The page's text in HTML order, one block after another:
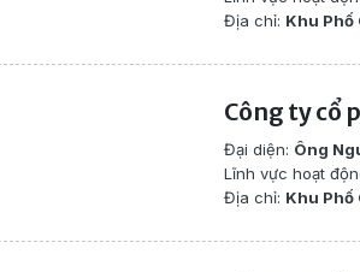
Địa chỉ: Khu
Công ty cổ
Đại diện: Ông
Lĩnh vực hoạt
Địa chỉ: Khu